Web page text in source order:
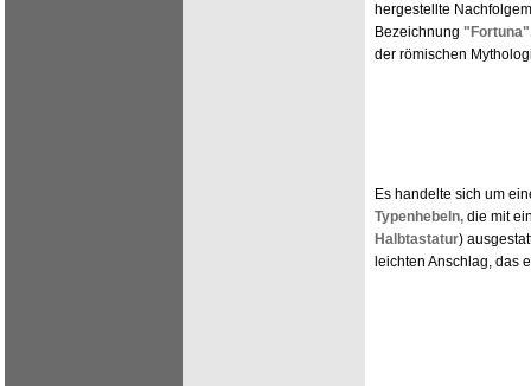
hergestellte
Bezeichnung
der römischen
Es handelte sich um
Typenhebeln, die mit
Halbtastatur)
leichten Anschlag, das